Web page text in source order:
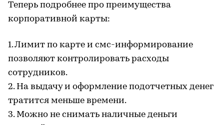
Теперь подробнее про преимущества
корпоративной карты:
1. Лимит по карте и смс-информирование
позволяют контролировать расходы
сотрудников.
2. На выдачу и оформление подотчетных денег
тратится меньше времени.
3. Можно не снимать наличные деньги